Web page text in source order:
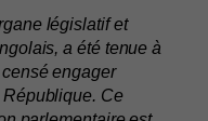
législatif et
a été tenue à
censé engager
République. Ce